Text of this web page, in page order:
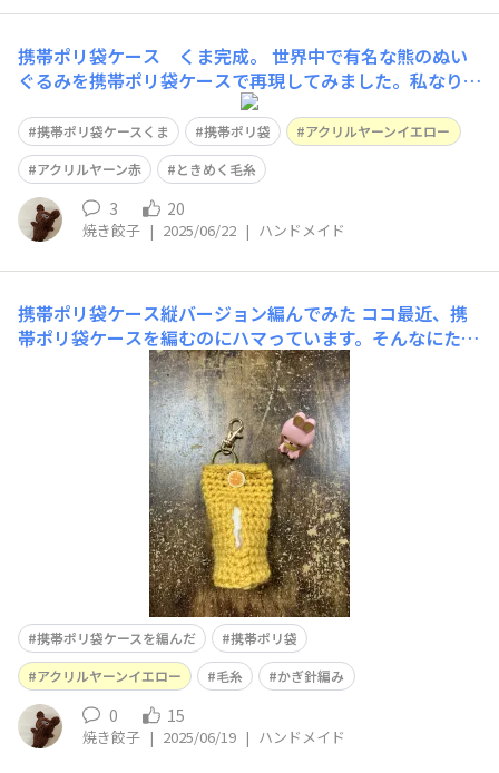
携帯ポリ袋ケース くま完成。 世界中で有名な熊のぬい
ぐるみを携帯ポリ袋ケースで再現してみました。私なりの
アレンジを加えているので、雰囲気は似せてありま
す。 横から見るとこんなかんじ。背中にポリ袋引き出し
口があります。携帯ポリ袋は，頭の上から出し入れできま
す。カバンにつけれるようにひもがついています。とぼけ
た表情がポイン
携帯ポリ袋ケースくま 携帯ポリ袋
アクリルヤーンイエロー
アクリルヤーン赤
ときめく毛糸
3 20
焼き餃子 | 2025/06/22 | ハンドメイド
携帯ポリ袋ケース縦バージョン編んでみた ココ最近、携
帯ポリ袋ケースを編むのにハマっています。そんなにたく
さんいらないからそろそろあむの辞めようかなと思いまし
たがまたあんでしまいました。 縦バージョン。縦に隙間
があり、そこからポリ袋をひきだせます。 わ から始まる
編みかたで筒状に編んでいきます。 取り出し口はう
携帯ポリ袋ケースを編んだ
携帯ポリ袋
アクリルヤーンイエロー
毛糸 かぎ針編み
0 15
焼き餃子 | 2025/06/19 | ハンドメイド